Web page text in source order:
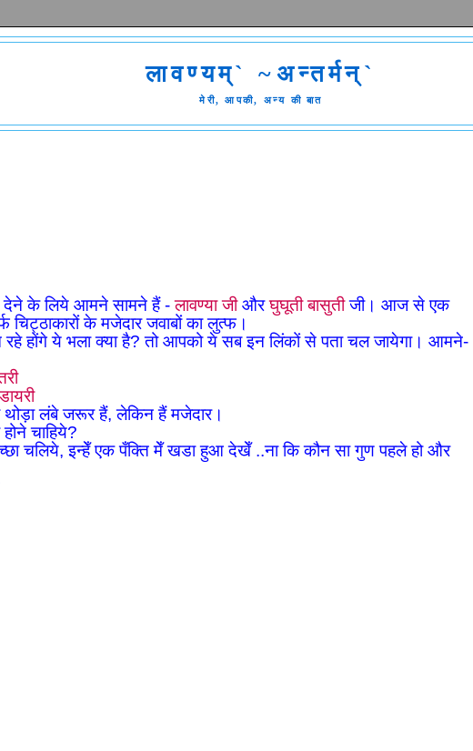
लावण्यम्` ~अन्तर्मन्`
मेरी, आपकी, अन्य की बात
देने के लिये आमने सामने हैं -लावण्या जीऔरघुघूती बासुतीजी। आज से एक
चिट्ठाकारों के मजेदार जवाबों का लुत्फ।
होंगे ये भला क्या है? तो आपको ये सब इन लिंकों से पता चल जायेगा। आमने-
लंबे जरूर हैं, लेकिन हैं मजेदार।
चाहिये?
चलिये, इन्हेँ एक पँक्ति मेँ खडा हुआ देखेँ ..ना कि कौन सा गुण पहले हो और